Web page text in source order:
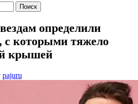
определили
с которыми тяжело
крышей
pajuru